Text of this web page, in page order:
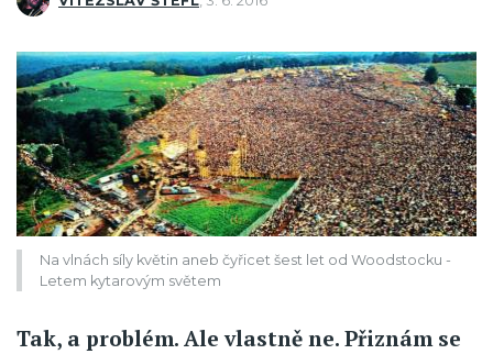
Na vlnách síly květin aneb čyřicet šest let od Woodstocku -
Letem kytarovým světem
Tak, a problém. Ale vlastně ne. Přiznám se